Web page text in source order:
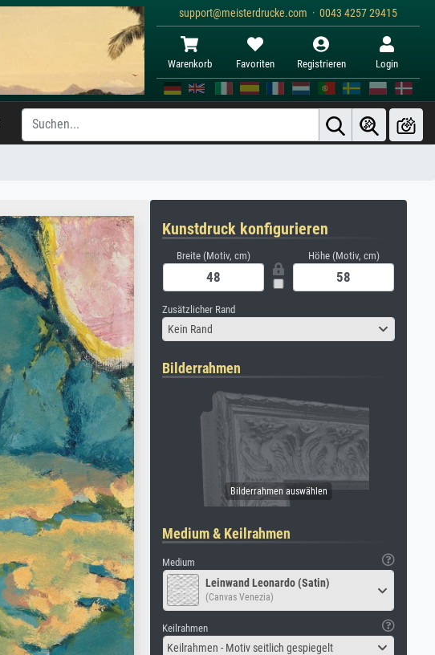
support@meisterdrucke.com · 0043 4257 29415
Warenkorb Favoriten Registrieren Login
Kunstdruck konfigurieren
Breite (Motiv, cm) Höhe (Motiv, cm)
Zusätzlicher Rand
Kein Rand
Bilderrahmen
Medium & Keilrahmen
Medium
Leinwand Leonardo (Satin)
(Canvas Venezia)
Keilrahmen
Keilrahmen - Motiv seitlich gespiegelt